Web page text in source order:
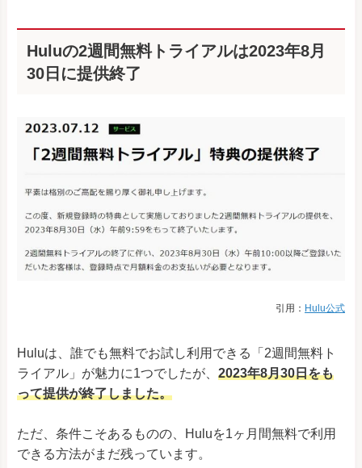
Huluの2週間無料トライアルは2023年8月
30日に提供終了
引用： Hulu公式
Huluは、誰でも無料でお試し利用できる「2週間無料ト
ライアル」が魅力に1つでしたが、 2023年8月30日をも
って提供が終了しました。
ただ、条件こそあるものの、Huluを1ヶ月間無料で利用
できる方法がまだ残っています。